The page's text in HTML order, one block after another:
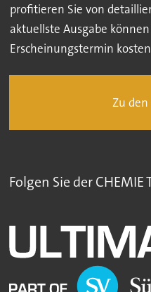
profitieren Sie von
aktuellste Ausgabe
Erscheinungstermin
Zu den
Folgen Sie der CHEMIE